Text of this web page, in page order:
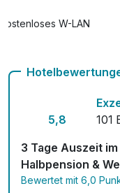
- Loipenbenützung in
Kostenloses W-LAN
5,8
101
3 Tage Auszeit
Halbpension &
Bewertet mit 6,0